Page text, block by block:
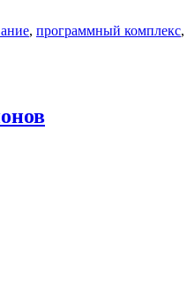
, программный комплекс,